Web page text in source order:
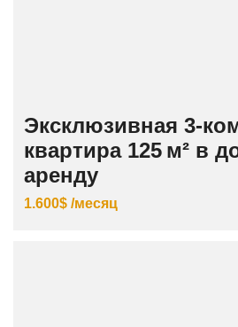
Эксклюзивная
квартира 125 м² в
аренду
1.600$ /месяц